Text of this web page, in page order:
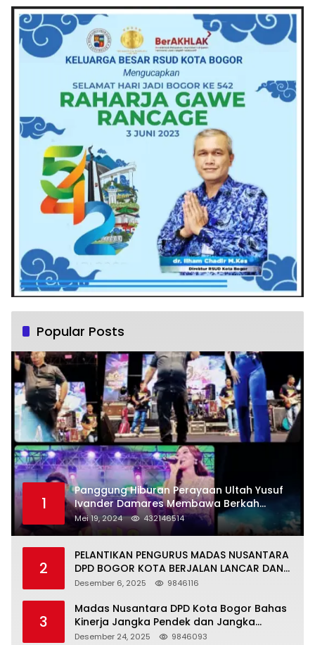
Popular Posts
1
Panggung Hiburan Perayaan Ultah Yusuf
Ivander Damares Membawa Berkah
Warga Kejapanan
Mei 19, 2024 432146514
2
PELANTIKAN PENGURUS MADAS NUSANTARA
DPD BOGOR KOTA BERJALAN LANCAR DAN
KHIDMAT
Desember 6, 2025 9846116
3
Madas Nusantara DPD Kota Bogor Bahas
Kinerja Jangka Pendek dan Jangka
Panjang
Desember 24, 2025 9846093